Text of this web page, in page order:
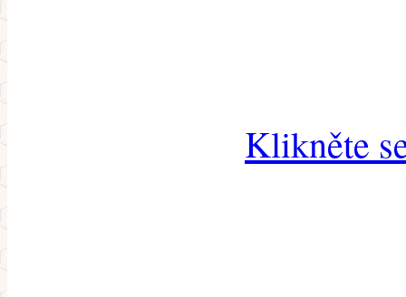
Klikněte